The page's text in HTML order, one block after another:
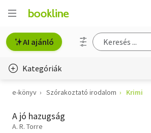
AI ajánló
Kategóriák
Életmód, egészség
Erotika
e-könyv Szórakoztató irodalom Krimi
A jó hazugság
A. R. Torre